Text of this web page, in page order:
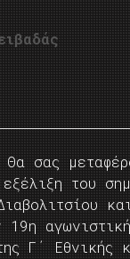
σας
του
19η
Γ΄ Εθνικής